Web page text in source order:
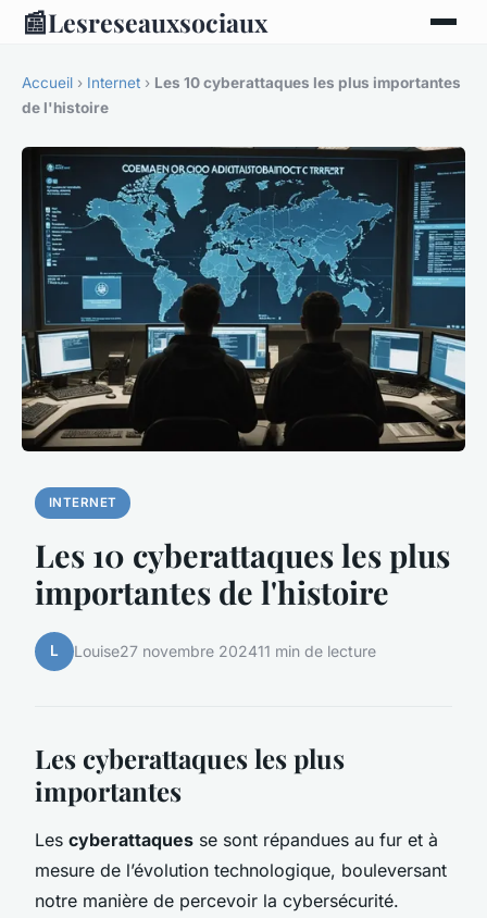
📰Lesreseauxsociaux
Accueil › Internet › Les 10 cyberattaques les plus importantes
de l'histoire
INTERNET
Les 10 cyberattaques les plus
importantes de l'histoire
L Louise27 novembre 202411 min de lecture
Les cyberattaques les plus
importantes
Les cyberattaques se sont répandues au fur et à
mesure de l’évolution technologique, bouleversant
notre manière de percevoir la cybersécurité.